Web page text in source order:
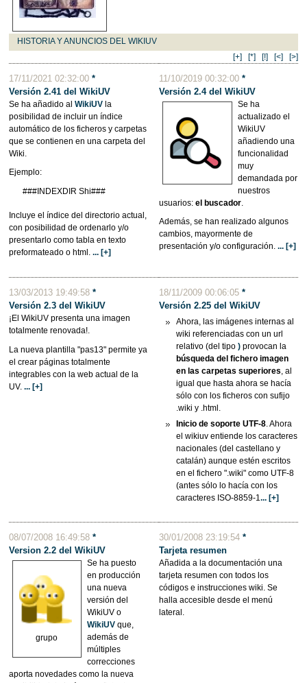
HISTORIA Y ANUNCIOS DEL WIKIUV
[+]
[*] [!] [<] [>]
17/11/2021 02:32:00 *
Versión 2.41 del WikiUV
Se ha añadido al WikiUVla
posibilidad de incluir un índice
automático de los ficheros y carpetas
que se contienen en una carpeta del
Wiki.
Ejemplo:
###INDEXDIR Shi###
Incluye el índice del directorio actual,
con posibilidad de ordenarlo y/o
presentarlo como tabla en texto
preformateado o html. ... [+]
11/10/2019 00:32:00*
Versión 2.4 del WikiUV
Se ha
actualizado el
WikiUV
añadiendo una
funcionalidad
muy
demandada por
nuestros
usuarios:el buscador
Además, se han realizado algunos
cambios, mayormente de
presentación y/o configuración.... [+]
13/03/2013 19:49:58 *
Versión 2.3 del WikiUV
¡El WikiUV presenta una imagen
totalmente renovada!.
La nueva plantilla "pas13" permite ya
el crear páginas totalmente
integrables con la web actual de la
UV. ... [+]
18/11/2009 00:06:05*
Versión 2.25 delWikiUV
Ahora, las imágenes internas al
wiki referenciadas con un url
relativo (del tipo) provocan la
búsqueda del fichero imagen
en las carpetas superiores, al
igual que hasta ahora se hacía
sólo con los ficheros con sufijo
.wiki y .html.
Inicio de soporte UTF-8. Ahora
el wikiuv entiende los caracteres
nacionales (del castellano y
catalán) aunque estén escritos
en el fichero ".wiki" como UTF-8
(antes sólo lo hacía con los
caracteres ISO-8859-1... [+]
08/07/2008 16:49:58 *
Version 2.2 del WikiUV
grupo
Se ha puesto
en producción
una nueva
versión del
WikiUV o
WikiUVque,
además de
múltiples
correcciones
aporta novedades como la nueva
30/01/2008 23:19:54*
Tarjeta resumen
Añadida a la documentación una
tarjeta resumen con todos los
códigos e instrucciones wiki. Se
halla accesible desde el menú
lateral.